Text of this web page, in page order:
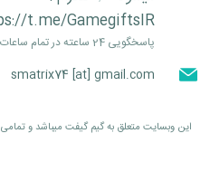
t.me/GamegiftsIR
پاسخگویی 24 ساعته در تمام ساعات روز
smatrix74 [at] gmail.com
اين وبسايت متعلق به گیم گیفت ميباشد و